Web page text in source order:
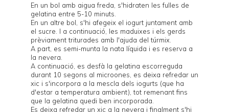
En un bol amb aigua freda, s'hidraten les fulles de
gelatina entre 5-10 minuts.
En un altre bol, s'hi afegeix el iogurt juntament amb
el sucre. I a continuació, les maduixes i els gerds
prèviament triturades amb l'ajuda del túrmix.
A part, es semi-munta la nata líquida i es reserva a
la nevera.
A continuació, es desfà la gelatina escorreguda
durant 10 segons al microones, es deixa refredar un
xic i s'incorpora a la mescla dels iogurts (que ha
d'estar a temperatura ambient), tot remenant fins
que la gelatina quedi ben incorporada.
Es deixa refredar un xic a la nevera i finalment s'hi